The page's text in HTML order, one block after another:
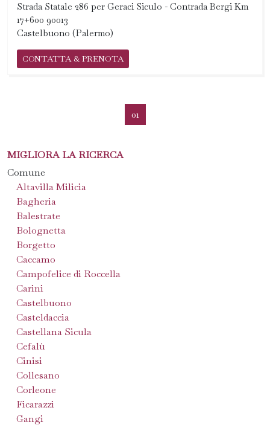
Strada Statale 286 per Geraci Siculo - Contrada Bergi Km
17+600 90013
Castelbuono (Palermo)
CONTATTA & PRENOTA
01
MIGLIORA LA RICERCA
Comune
Altavilla Milicia
Bagheria
Balestrate
Bolognetta
Borgetto
Caccamo
Campofelice di Roccella
Carini
Castelbuono
Casteldaccia
Castellana Sicula
Cefalù
Cinisi
Collesano
Corleone
Ficarazzi
Gangi